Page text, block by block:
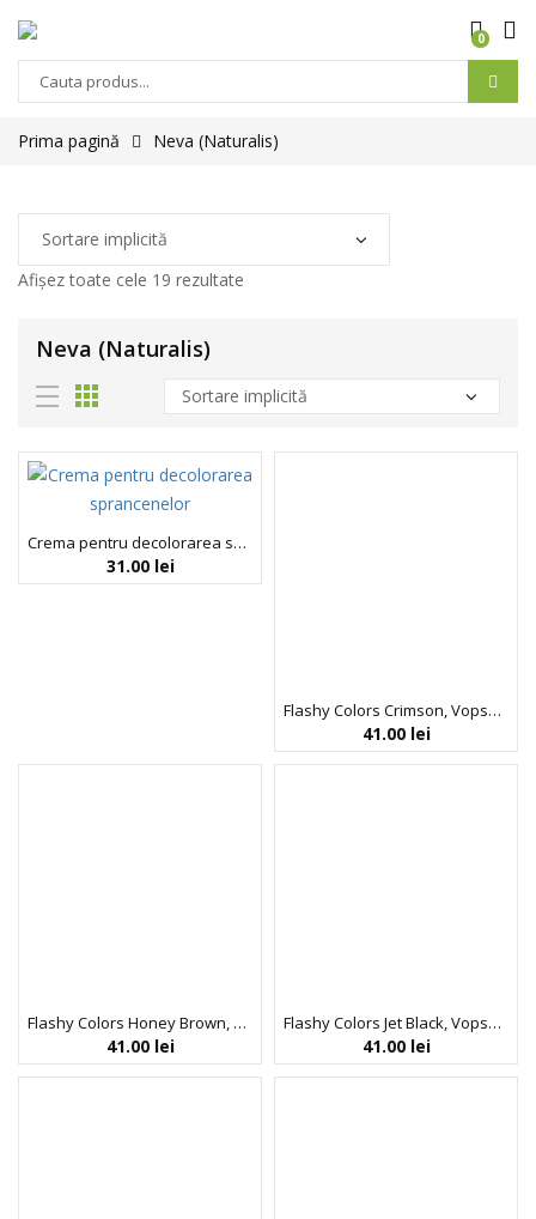
0
Prima pagină Neva (Naturalis)
Afișez toate cele 19 rezultate
Neva (Naturalis)
Crema pentru decolorarea sprancenelor, vegana si fara aluminiu, Neva, 30 ml
31.00 lei
Flashy Colors Crimson, Vopsea semi-permanenta 100% vegana, Neva, 100 ml
41.00 lei
Flashy Colors Honey Brown, Vopsea semi-permanenta 100% vegana, Neva, 100 ml
41.00 lei
Flashy Colors Jet Black, Vopsea semi-permanenta 100% vegana, Neva, 100 ml
41.00 lei